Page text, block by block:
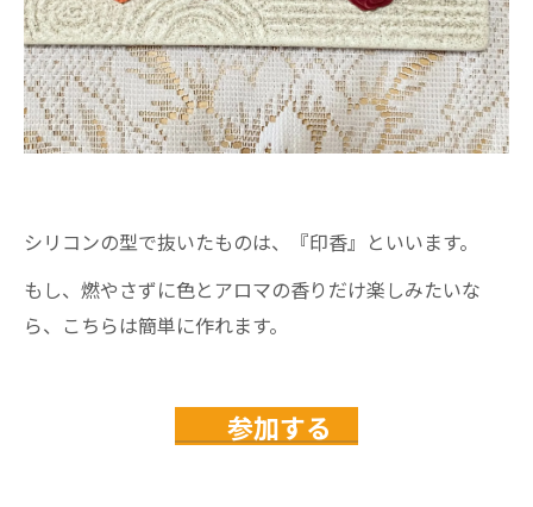
シリコンの型で抜いたものは、『印香』といいます。
もし、燃やさずに色とアロマの香りだけ楽しみたいな
ら、こちらは簡単に作れます。
参加する